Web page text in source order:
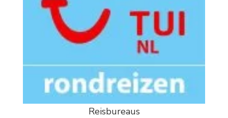
Reisbureaus